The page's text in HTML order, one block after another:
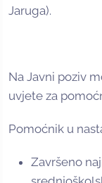
Jaruga).
Na Javni poziv
uvjete za
Pomoćnik u
Završeno